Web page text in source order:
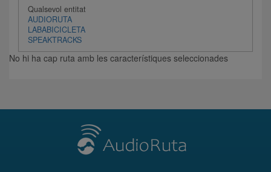
Qualsevol entitat
AUDIORUTA
LABABICICLETA
SPEAKTRACKS
No hi ha cap ruta amb les característiques seleccionades